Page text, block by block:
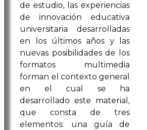
de estudio, las experiencias
de innovación educativa
universitaria desarrolladas
en los últimos años y las
nuevas posibilidades de los
formatos multimedia
forman el contexto general
en el cual se ha
desarrollado este material,
que consta de tres
elementos: una guía de